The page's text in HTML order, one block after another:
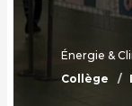
Énergie &
Collège